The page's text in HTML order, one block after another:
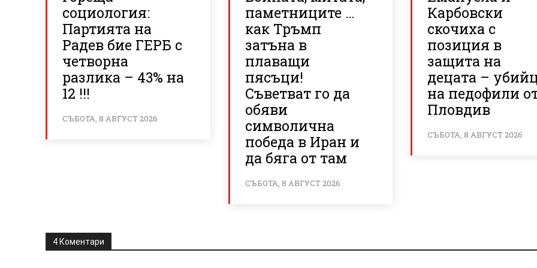
социология:
Партията на
Радев бие ГЕРБ с
четворна
разлика – 43% на
12 !!!
СЪБОТА, 8 АВГУСТ 2026
паметниците …
как Тръмп
затъна в
плаващи
пясъци!
Съветват го да
обяви
символична
победа в Иран и
да бяга от там
СЪБОТА, 8 АВГУСТ 2026
Карбовски
скочиха с
позиция в
защита на
децата –
на педофили
Пловдив
СЪБОТА, 8 АВГУСТ 2026
4 Коментари